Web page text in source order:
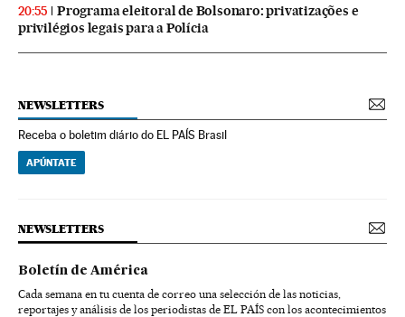
20:55
Programa eleitoral de Bolsonaro: privatizações e
privilégios legais para a Polícia
NEWSLETTERS
Receba o boletim diário do EL PAÍS Brasil
APÚNTATE
NEWSLETTERS
Boletín de América
Cada semana en tu cuenta de correo una selección de las noticias,
reportajes y análisis de los periodistas de EL PAÍS con los acontecimientos